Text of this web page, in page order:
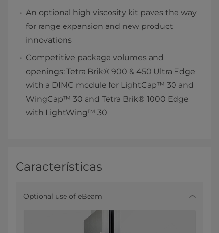
An optional high viscosity kit paves the way
for range expansion and new product
innovations
Competitive package volumes and
openings: Tetra Brik® 900 & 450 Ultra Edge
with a DIMC module for LightCap™ 30 and
WingCap™ 30 and Tetra Brik® 1000 Edge
with LightWing™ 30
Características
Optional use of eBeam